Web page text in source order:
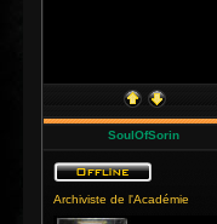
SoulOfSorin
Archiviste de l'Académie